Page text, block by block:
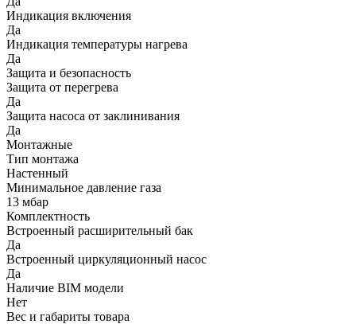
Индикация включения
Да
Индикация температуры нагрева
Да
Защита и безопасность
Защита от перегрева
Да
Защита насоса от заклинивания
Да
Монтажные
Тип монтажа
Настенный
Минимальное давление газа
13 мбар
Комплектность
Встроенный расширительный бак
Да
Встроенный циркуляционный насос
Да
Наличие BIM модели
Нет
Вес и габариты товара